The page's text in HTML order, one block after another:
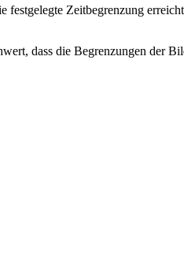
Zeitbegrenzung
dass die Begrenzungen der